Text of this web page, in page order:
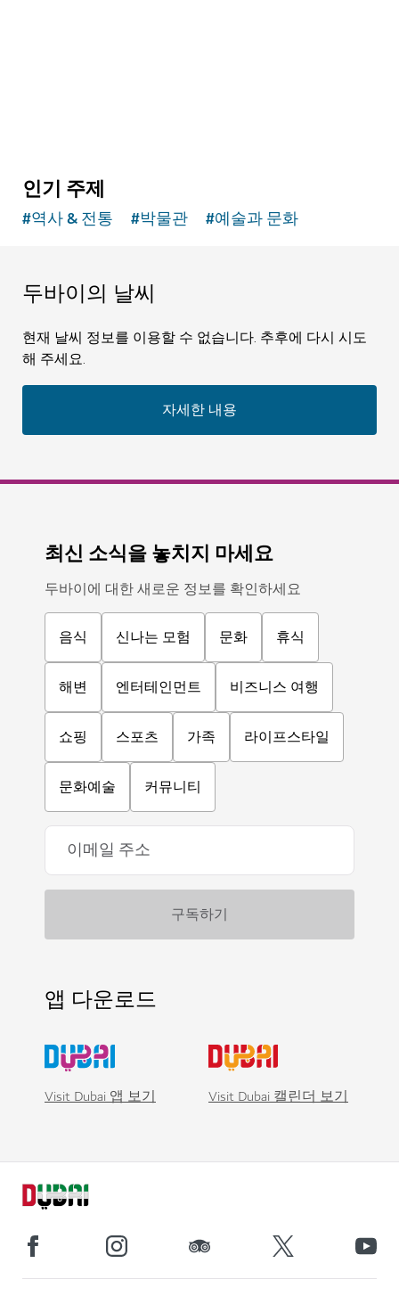
인기 주제
#역사 & 전통 #박물관 #예술과 문화
두바이의 날씨
현재 날씨 정보를 이용할 수 없습니다. 추후에 다시 시도
해 주세요.
자세한 내용
최신 소식을 놓치지 마세요
두바이에 대한 새로운 정보를 확인하세요
음식 신나는 모험 문화 휴식
해변 엔터테인먼트 비즈니스 여행
쇼핑 스포츠 가족 라이프스타일
문화예술 커뮤니티
앱 다운로드
Visit Dubai 앱 보기 Visit Dubai 캘린더 보기